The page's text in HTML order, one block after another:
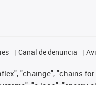
Canal de denuncia
"chainge", "chains